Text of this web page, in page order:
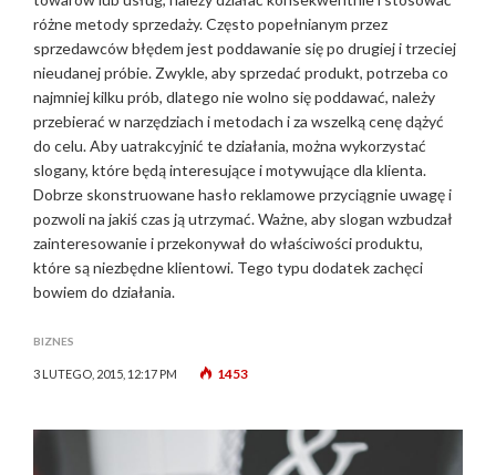
różne metody sprzedaży. Często popełnianym przez
sprzedawców błędem jest poddawanie się po drugiej i trzeciej
nieudanej próbie. Zwykle, aby sprzedać produkt, potrzeba co
najmniej kilku prób, dlatego nie wolno się poddawać, należy
przebierać w narzędziach i metodach i za wszelką cenę dążyć
do celu. Aby uatrakcyjnić te działania, można wykorzystać
slogany, które będą interesujące i motywujące dla klienta.
Dobrze skonstruowane hasło reklamowe przyciągnie uwagę i
pozwoli na jakiś czas ją utrzymać. Ważne, aby slogan wzbudzał
zainteresowanie i przekonywał do właściwości produktu,
które są niezbędne klientowi. Tego typu dodatek zachęci
bowiem do działania.
BIZNES
3 LUTEGO, 2015, 12:17 PM 1453